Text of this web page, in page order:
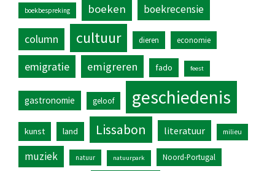
boekbespreking boeken boekrecensie
column cultuur dieren economie
emigratie emigreren fado feest
gastronomie geloof geschiedenis
kunst land Lissabon literatuur milieu
muziek natuur natuurpark Noord-Portugal